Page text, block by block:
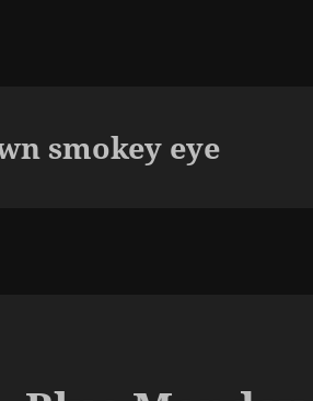
smokey eye